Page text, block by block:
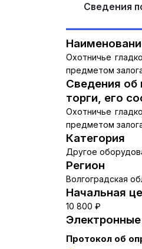
Сведения
Охотничье
предметом
Сведения
торги, его
Охотничье
предметом
Категория
Другое
Регион
Волгоградская
Начальная
10 800 ₽
Протокол об